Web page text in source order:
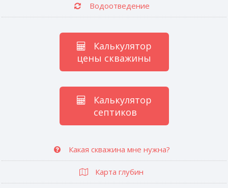
Водоотведение
Калькулятор
цены скважины
Калькулятор
септиков
Какая скважина мне нужна?
Карта глубин